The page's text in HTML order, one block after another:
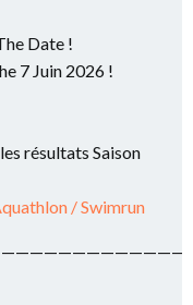
Date !
7 Juin 2026 !
résultats Saison
/ Swimrun